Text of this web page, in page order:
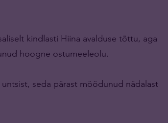
kindlasti Hiina avalduse tõttu, aga
hoogne ostumeeleolu.
seda pärast möödunud nädalast